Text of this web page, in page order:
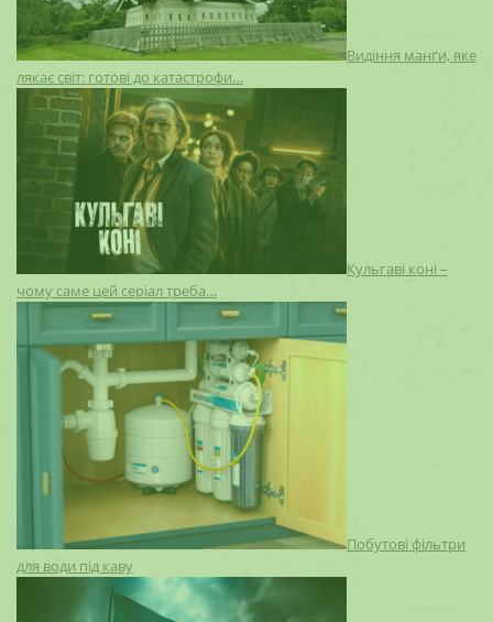
Видіння манґи, яке
лякає світ: готові до катастрофи…
Кульгаві коні –
чому саме цей серіал треба…
Побутові фільтри
для води під каву